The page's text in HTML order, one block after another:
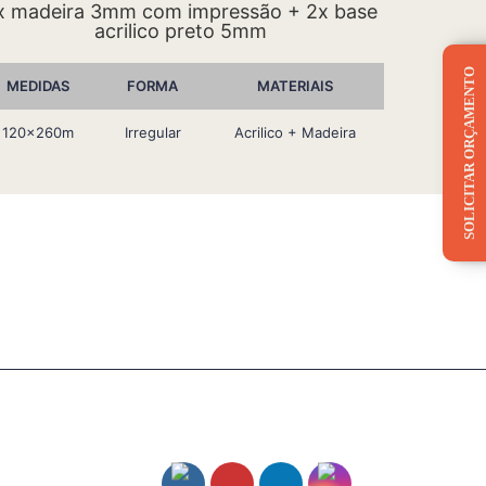
madeira 3mm com impressão + 2x base
acrilico preto 5mm
MEDIDAS FORMA MATERIAIS
120x260m Irregular Acrilico + Madeira SOLICITAR ORÇAMENTO